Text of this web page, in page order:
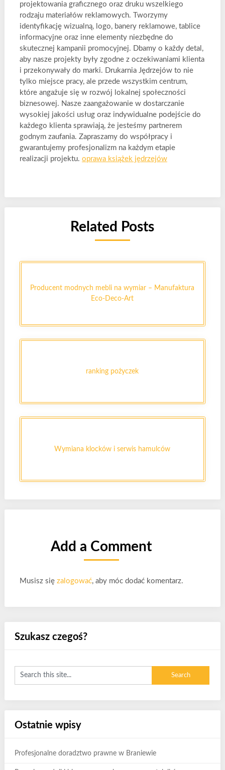
projektowania graficznego oraz druku wszelkiego
rodzaju materiałów reklamowych. Tworzymy
identyfikację wizualną, logo, banery reklamowe, tablice
informacyjne oraz inne elementy niezbędne do
skutecznej kampanii promocyjnej. Dbamy o każdy detal,
aby nasze projekty były zgodne z oczekiwaniami klienta
i przekonywały do marki. Drukarnia Jędrzejów to nie
tylko miejsce pracy, ale przede wszystkim centrum,
które angażuje się w rozwój lokalnej społeczności
biznesowej. Nasze zaangażowanie w dostarczanie
wysokiej jakości usług oraz indywidualne podejście do
każdego klienta sprawiają, że jesteśmy partnerem
godnym zaufania. Zapraszamy do współpracy i
gwarantujemy profesjonalizm na każdym etapie
realizacji projektu. oprawa książek jędrzejów
Related Posts
Producent modnych mebli na wymiar – Manufaktura
Eco-Deco-Art
ranking pożyczek
Wymiana klocków i serwis hamulców
Add a Comment
Musisz się zalogować, aby móc dodać komentarz.
Szukasz czegoś?
Ostatnie wpisy
Profesjonalne doradztwo prawne w Braniewie